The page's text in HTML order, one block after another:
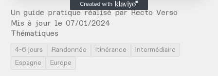
Un guide pratique réalisé par
Recto Verso
Mis à jour le07/01/2024
Thématiques
4-6 jours Randonnée Itinérance
Intermédiaire
Espagne
Europe